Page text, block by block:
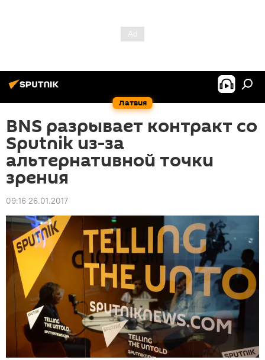
Латвия
BNS разрывает контракт со
Sputnik из-за
альтернативной точки
зрения
09:16 26.01.2017